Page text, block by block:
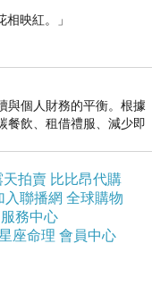
映紅。」
與個人財務的平衡。根據
餐飲、租借禮服、減少即
天拍賣 比比昂代購
入聯播網 全球購物
服務中心
座命理 會員中心